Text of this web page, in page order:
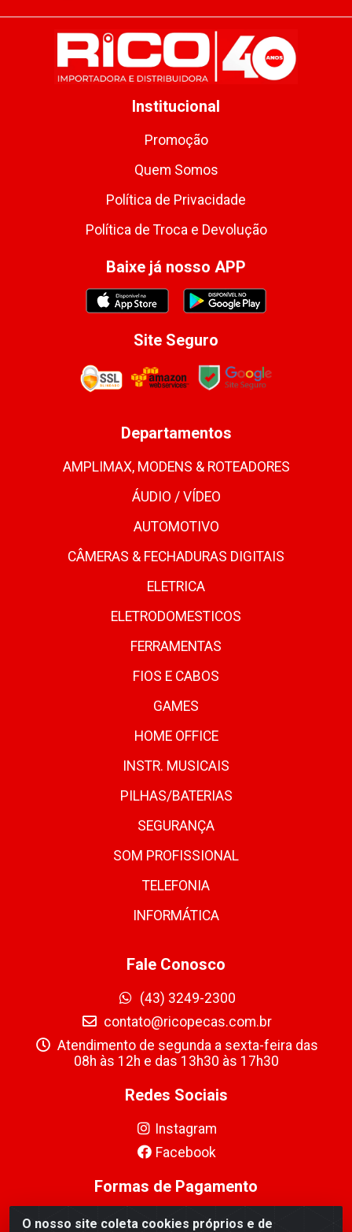
O nosso site coleta cookies próprios e de
Institucional
Promoção
Quem Somos
Política de Privacidade
Política de Troca e Devolução
Baixe já nosso APP
Site Seguro
Departamentos
AMPLIMAX, MODENS & ROTEADORES
ÁUDIO / VÍDEO
AUTOMOTIVO
CÂMERAS & FECHADURAS DIGITAIS
ELETRICA
ELETRODOMESTICOS
FERRAMENTAS
FIOS E CABOS
GAMES
HOME OFFICE
INSTR. MUSICAIS
PILHAS/BATERIAS
SEGURANÇA
SOM PROFISSIONAL
TELEFONIA
INFORMÁTICA
Fale Conosco
(43) 3249-2300
contato@ricopecas.com.br
Atendimento de segunda a sexta-feira das
08h às 12h e das 13h30 às 17h30
Redes Sociais
Instagram
Facebook
Formas de Pagamento